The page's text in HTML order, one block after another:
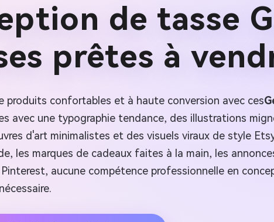
de tasse
prêtes à
produits confortables et à haute conversion avec ces
avec une typographie tendance, des illustrations
d'art minimalistes et des visuels viraux de style
les marques de cadeaux faites à la main, les
aucune compétence professionnelle en
nécessaire.